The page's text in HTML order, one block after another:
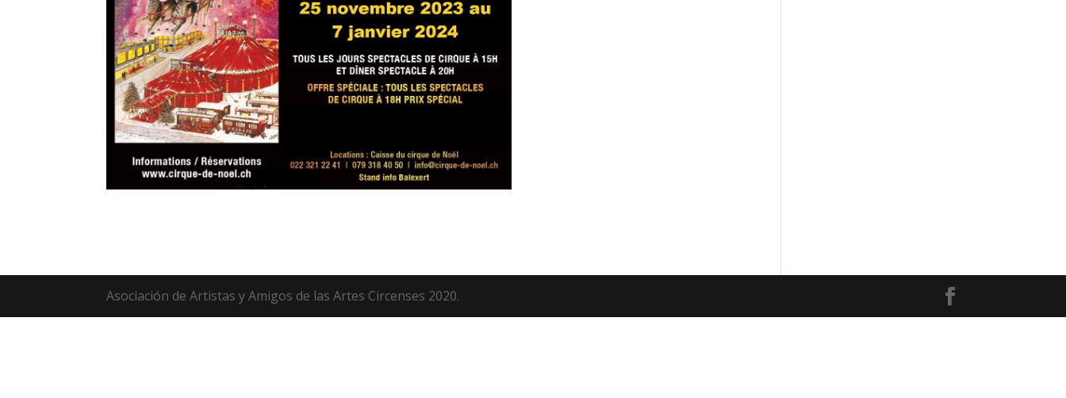
Asociación de Artistas y Amigos de las Artes Circenses 2020.